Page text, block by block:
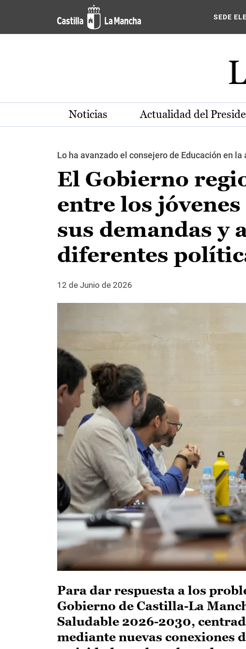
Pasar al contenido principal
SEDE
Noticias Actualidad del
Lo ha avanzado el consejero de Educación en
El Gobierno
entre los
sus demandas y
diferentes
12 de Junio de 2026
Para dar respuesta a los
Gobierno de Castilla-La
Saludable 2026-2030,
mediante nuevas conexiones